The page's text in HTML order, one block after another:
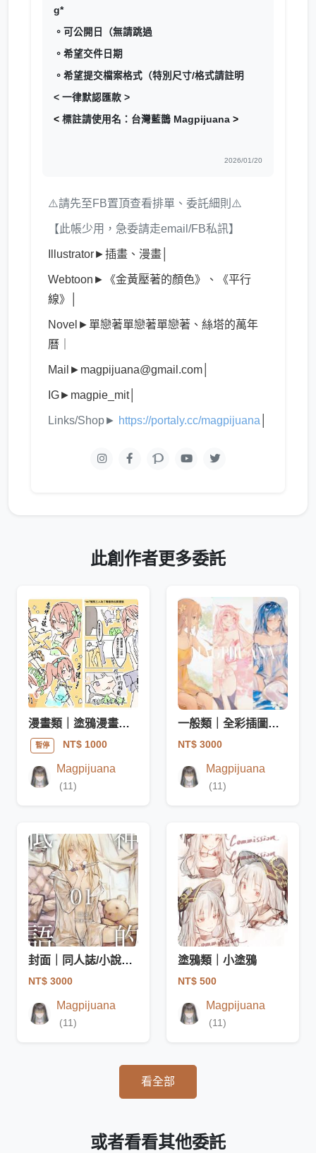
g*
。可公開日（無請跳過
。希望交件日期
。希望提交檔案格式（特別尺寸/格式請註明
< 一律默認匯款 >
< 標註請使用名：台灣藍鵲 Magpijuana >
2026/01/20
⚠️請先至FB置頂查看排單、委託細則⚠️
【此帳少用，急委請走email/FB私訊】
Illustrator►插畫、漫畫│
Webtoon►《金黃壓著的顏色》、《平行
線》│
Novel►單戀著單戀著單戀著 、絲塔的萬年
曆｜
Mail►magpijuana@gmail.com│
IG► magpie_mit│
Links/Shop► https://portaly.cc/magpijuana
此創作者更多委託
漫畫類｜塗鴉漫畫（全彩）
暫停 NT$ 1000
Magpijuana
(11)
一般類｜全彩插圖（含背景、光影）
NT$ 3000
Magpijuana
(11)
封面｜同人誌/小說封面（可含字）
NT$ 3000
Magpijuana
(11)
塗鴉類｜小塗鴉
NT$ 500
Magpijuana
(11)
看全部
或者看看其他委託